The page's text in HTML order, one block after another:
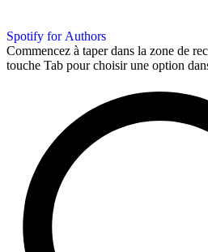
Spotify for Authors
Commencez à taper dans la zone de
touche Tab pour choisir une option